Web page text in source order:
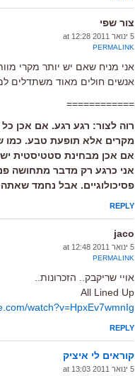
צור שפי
5 ינואר 2011 at 12:28
PERMALINK
אני מניח שאם יש יותר מקרי
אנשים חולים מאוד משתדלים
============
רוה לצור: רגע רגע. אם אכן
מקרים אלא תופעת טבע. כמו
אם אכן מבחינת סטטיסטית
אני כרגע רק מדבר מתחושה
פסיכולוגיים. אבל נחמד
REPLY
jaco
5 ינואר 2011 at 12:48
PERMALINK
אויי שריקבק.. הזכרונות..
All Lined Up
watch?v=HpxEv7wmnIg
REPLY
קוראים לי איציק
5 ינואר 2011 at 13:03